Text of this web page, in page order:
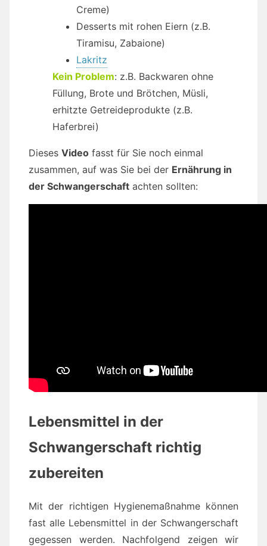
Creme)
Desserts mit rohen Eiern (z.B.
Tiramisu, Zabaione)
Lakritz
Kein Problem: z.B. Backwaren ohne
Füllung, Brote und Brötchen, Müsli,
erhitzte Getreideprodukte (z.B.
Haferbrei)
Dieses Video fasst für Sie noch einmal
zusammen, auf was Sie bei der Ernährung in
der Schwangerschaft achten sollten:
Lebensmittel in der
Schwangerschaft richtig
zubereiten
Mit der richtigen Hygienemaßnahme können
fast alle Lebensmittel in der Schwangerschaft
gegessen werden. Nachfolgend zeigen wir